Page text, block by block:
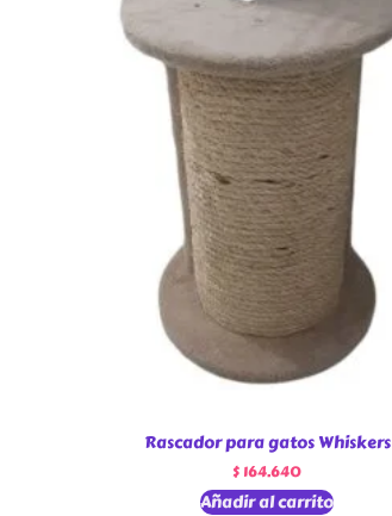
Rascador para gatos Whiskers
$ 164.640
Añadir al carrito